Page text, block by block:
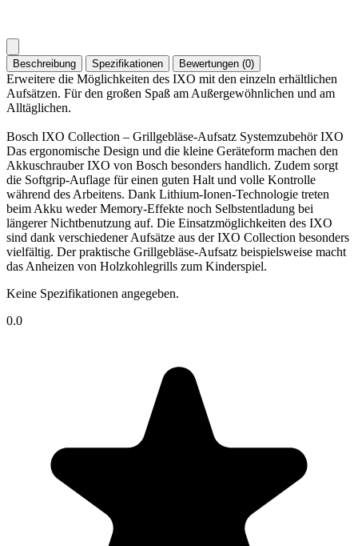
Beschreibung Spezifikationen Bewertungen (0)
Erweitere die Möglichkeiten des IXO mit den einzeln erhältlichen
Aufsätzen. Für den großen Spaß am Außergewöhnlichen und am
Alltäglichen.
Bosch IXO Collection – Grillgebläse-Aufsatz Systemzubehör IXO
Das ergonomische Design und die kleine Geräteform machen den
Akkuschrauber IXO von Bosch besonders handlich. Zudem sorgt
die Softgrip-Auflage für einen guten Halt und volle Kontrolle
während des Arbeitens. Dank Lithium-Ionen-Technologie treten
beim Akku weder Memory-Effekte noch Selbstentladung bei
längerer Nichtbenutzung auf. Die Einsatzmöglichkeiten des IXO
sind dank verschiedener Aufsätze aus der IXO Collection besonders
vielfältig. Der praktische Grillgebläse-Aufsatz beispielsweise macht
das Anheizen von Holzkohlegrills zum Kinderspiel.
Keine Spezifikationen angegeben.
0.0